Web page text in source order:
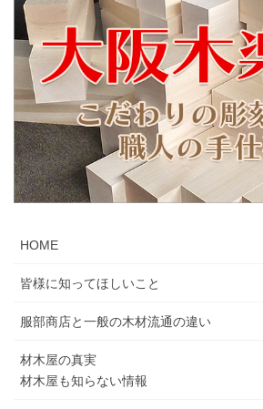
HOME
皆様に知ってほしいこと
服部商店と一般の木材流通の違い
材木屋の真実
材木屋も知らない情報